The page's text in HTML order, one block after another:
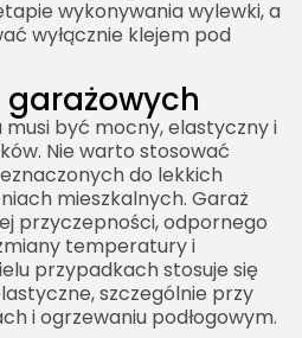
wykonywania wylewki, a
wyłącznie klejem pod
garażowych
musi być mocny, elastyczny i
Nie warto stosować
do lekkich
mieszkalnych. Garaż
przyczepności, odpornego
temperatury i
przypadkach stosuje się
szczególnie przy
i ogrzewaniu podłogowym.